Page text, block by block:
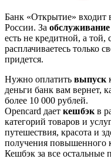
Банк «Открытие» входит
России. За обслуживание
есть не кредитной, а
расплачиваетесь только
придется.
Нужно оплатить выпуск
деньги банк вам вернет,
более 10 000 рублей.
Opencard дает кешбэк в
категорий товаров и
путешествия, красота и
получения повышенного
Кешбэк за все остальные